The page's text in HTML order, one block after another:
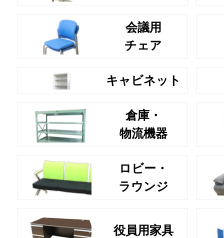
会議用
チェア
キャビネット
倉庫・
物流機器
ロビー・
ラウンジ
役員用家具